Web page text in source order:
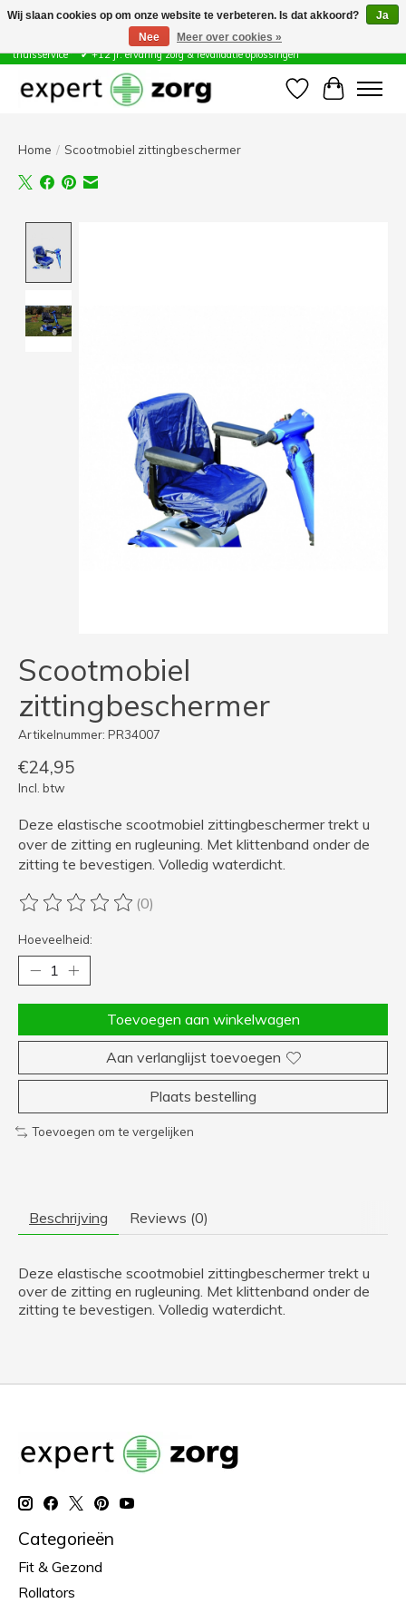
Zorg & Revalidatie Hulpmiddelen ✔ Eigen technische dienst &
thuisservice* ✔ +12 jr. ervaring zorg & revalidatie oplossingen
Verlanglijst
Home / Scootmobiel zittingbeschermer
Scootmobiel
zittingbeschermer
Artikelnummer: PR34007
€24,95
Incl. btw
Deze elastische scootmobiel zittingbeschermer trekt u
over de zitting en rugleuning. Met klittenband onder de
zitting te bevestigen. Volledig waterdicht.
De beoordeling van dit product is
(0)
Hoeveelheid:
Toevoegen aan winkelwagen
Aan verlanglijst toevoegen
Plaats bestelling
Toevoegen om te vergelijken
Beschrijving Reviews (0)
Deze elastische scootmobiel zittingbeschermer trekt u
over de zitting en rugleuning. Met klittenband onder de
zitting te bevestigen. Volledig waterdicht.
Categorieën
Fit & Gezond
Rollators
Wij slaan cookies op om onze website te verbeteren. Is dat akkoord?
Ja
Nee
Meer over cookies »